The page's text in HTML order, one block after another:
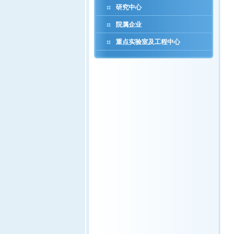
研究中心
院属企业
重点实验室及工程中心